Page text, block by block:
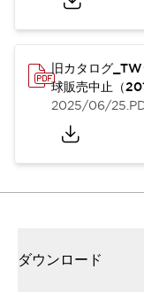
旧カタログ
球販売中止（
2025/06/25
ダウンロード